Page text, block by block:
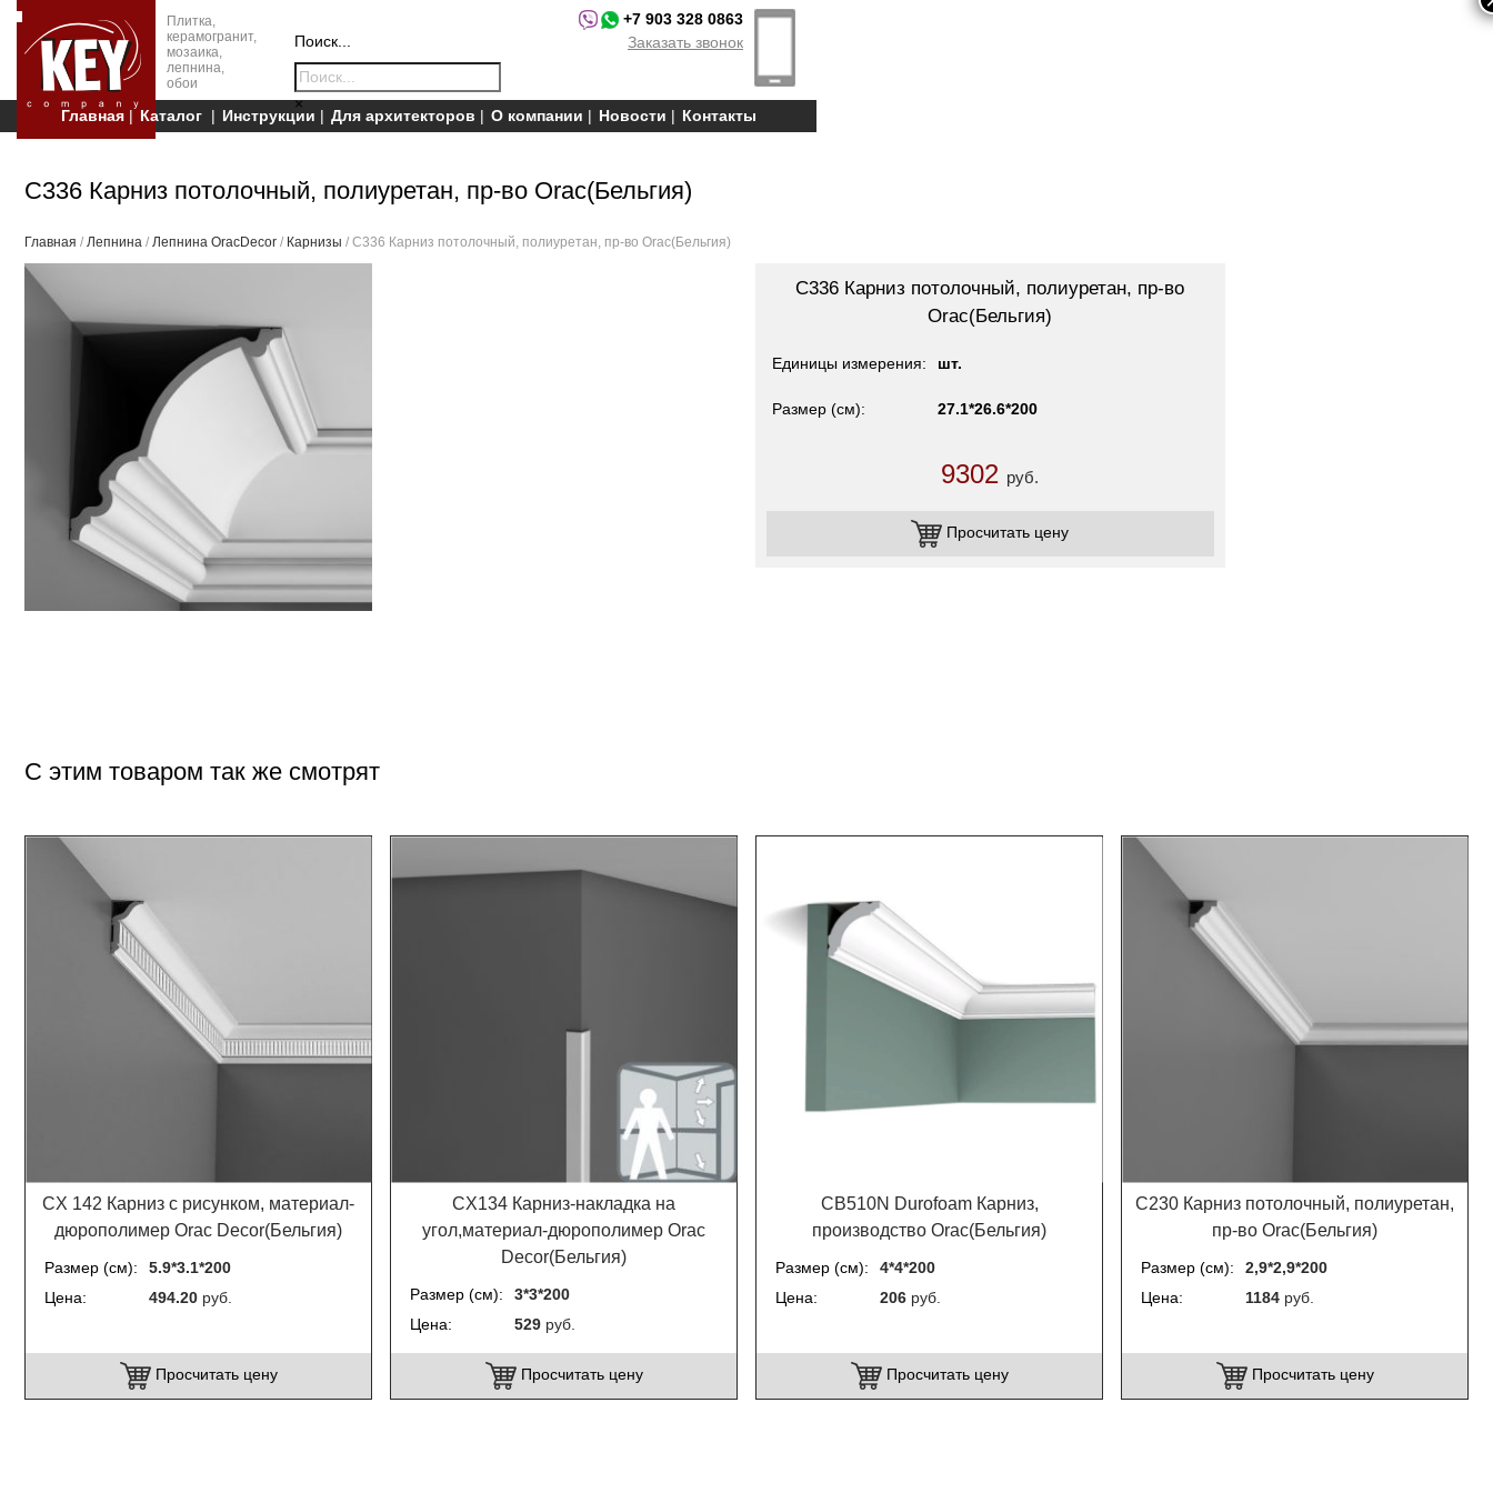
Плитка,
керамогранит,
мозаика,
лепнина,
обои
Поиск...
×
+7 903 328 0863
Заказать звонок
Главная Каталог Инструкции Для архитекторов О компании Новости Контакты
C336 Карниз потолочный, полиуретан, пр-во Orac(Бельгия)
Главная / Лепнина / Лепнина OracDecor / Карнизы / C336 Карниз потолочный, полиуретан, пр-во Orac(Бельгия)
C336 Карниз потолочный, полиуретан, пр-во
Orac(Бельгия)
Единицы измерения шт.
Размер (см) 27.1*26.6*200
9302 руб.
Просчитать цену
С этим товаром так же смотрят
CX 142 Карниз с рисунком, материал-
дюрополимер Orac Decor(Бельгия)
Размер (см)
5.9*3.1*200
Цена
494.20 руб.
Просчитать цену
CX134 Карниз-накладка на
угол,материал-дюрополимер Orac
Decor(Бельгия)
Размер (см)
3*3*200
Цена
529 руб.
Просчитать цену
CB510N Durofoam Карниз,
производство Orac(Бельгия)
Размер (см)
4*4*200
Цена
206 руб.
Просчитать цену
C230 Карниз потолочный, полиуретан,
пр-во Orac(Бельгия)
Размер (см)
2,9*2,9*200
Цена
1184 руб.
Просчитать цену